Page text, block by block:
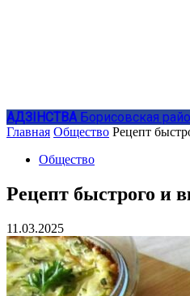
АДЗIНСТВА Борисовская
Главная Общество Рецепт
Общество
Рецепт быстрого и
11.03.2025